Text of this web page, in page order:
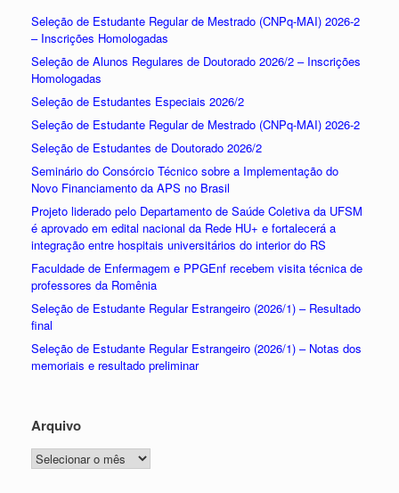
Seleção de Estudante Regular de Mestrado (CNPq-MAI) 2026-2
– Inscrições Homologadas
Seleção de Alunos Regulares de Doutorado 2026/2 – Inscrições
Homologadas
Seleção de Estudantes Especiais 2026/2
Seleção de Estudante Regular de Mestrado (CNPq-MAI) 2026-2
Seleção de Estudantes de Doutorado 2026/2
Seminário do Consórcio Técnico sobre a Implementação do
Novo Financiamento da APS no Brasil
Projeto liderado pelo Departamento de Saúde Coletiva da UFSM
é aprovado em edital nacional da Rede HU+ e fortalecerá a
integração entre hospitais universitários do interior do RS
Faculdade de Enfermagem e PPGEnf recebem visita técnica de
professores da Romênia
Seleção de Estudante Regular Estrangeiro (2026/1) – Resultado
final
Seleção de Estudante Regular Estrangeiro (2026/1) – Notas dos
memoriais e resultado preliminar
Arquivo
Arquivo